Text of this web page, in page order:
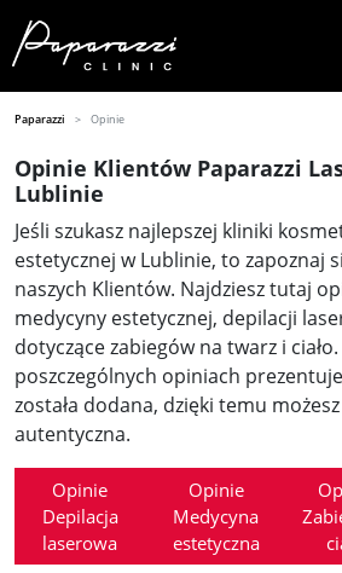
Paparazzi Opinie
Opinie Klientów Paparazzi
Lublinie
Jeśli szukasz najlepszej kliniki
estetycznej w Lublinie, to zapoznaj
naszych Klientów. Najdziesz tutaj
medycyny estetycznej, depilacji
dotyczące zabiegów na twarz i
poszczególnych opiniach
została dodana, dzięki temu
autentyczna.
Opinie
Depilacja
laserowa
Opinie
Medycyna
estetyczna